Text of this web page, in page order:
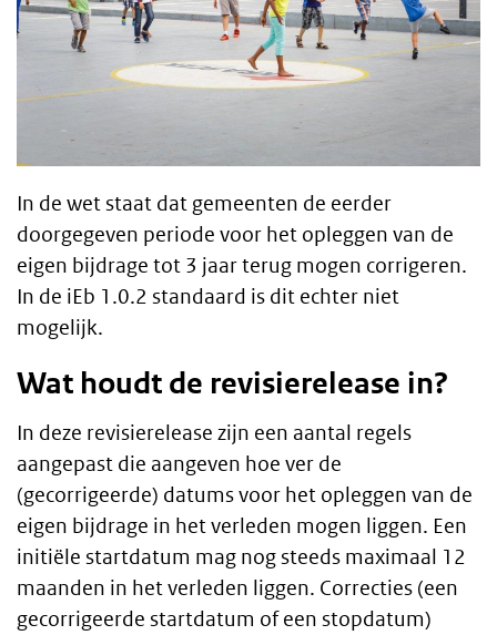
In de wet staat dat gemeenten de eerder
doorgegeven periode voor het opleggen van de
eigen bijdrage tot 3 jaar terug mogen corrigeren.
In de iEb 1.0.2 standaard is dit echter niet
mogelijk.
Wat houdt de revisierelease in?
In deze revisierelease zijn een aantal regels
aangepast die aangeven hoe ver de
(gecorrigeerde) datums voor het opleggen van de
eigen bijdrage in het verleden mogen liggen. Een
initiële startdatum mag nog steeds maximaal 12
maanden in het verleden liggen. Correcties (een
gecorrigeerde startdatum of een stopdatum)